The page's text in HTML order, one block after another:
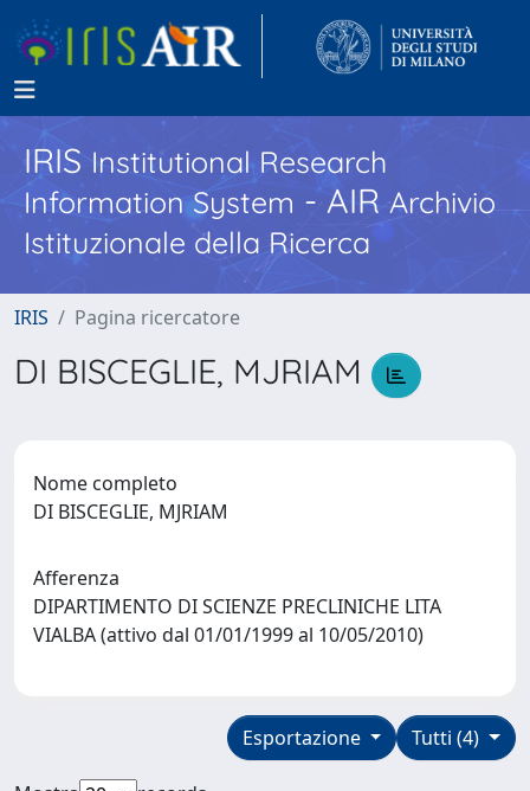
IRISInstitutional Research
Information System - AIR Archivio
Istituzionale della Ricerca
IRIS Pagina ricercatore
DI BISCEGLIE, MJRIAM
Nome completo
DI BISCEGLIE, MJRIAM
Afferenza
DIPARTIMENTO DI SCIENZE PRECLINICHE LITA
VIALBA (attivo dal 01/01/1999 al 10/05/2010)
Tutti (4)
Esportazione